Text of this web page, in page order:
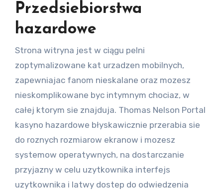
Przedsiebiorstwa
hazardowe
Strona witryna jest w ciągu pelni
zoptymalizowane kat urzadzen mobilnych,
zapewniajac fanom nieskalane oraz mozesz
nieskomplikowane byc intymnym chociaz, w
całej ktorym sie znajduja. Thomas Nelson Portal
kasyno hazardowe błyskawicznie przerabia sie
do roznych rozmiarow ekranow i mozesz
systemow operatywnych, na dostarczanie
przyjazny w celu uzytkownika interfejs
uzytkownika i latwy dostep do odwiedzenia